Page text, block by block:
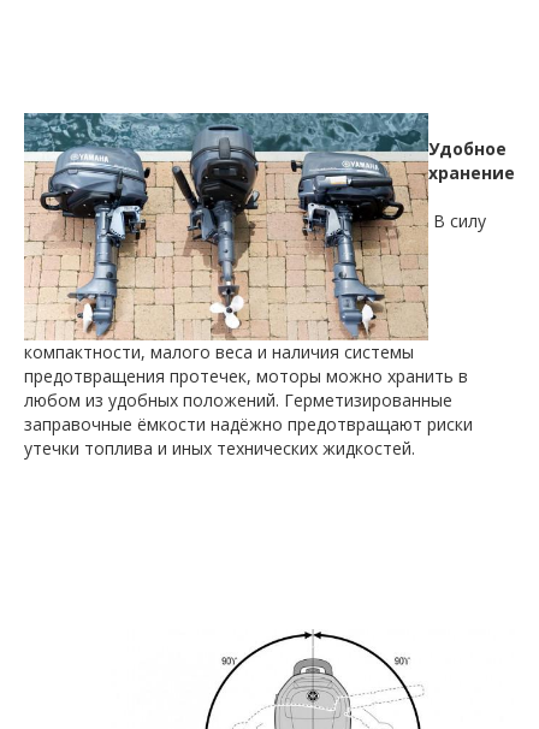
Удобное
хранение
В силу
компактности, малого веса и наличия системы
предотвращения протечек, моторы можно хранить в
любом из удобных положений. Герметизированные
заправочные ёмкости надёжно предотвращают риски
утечки топлива и иных технических жидкостей.